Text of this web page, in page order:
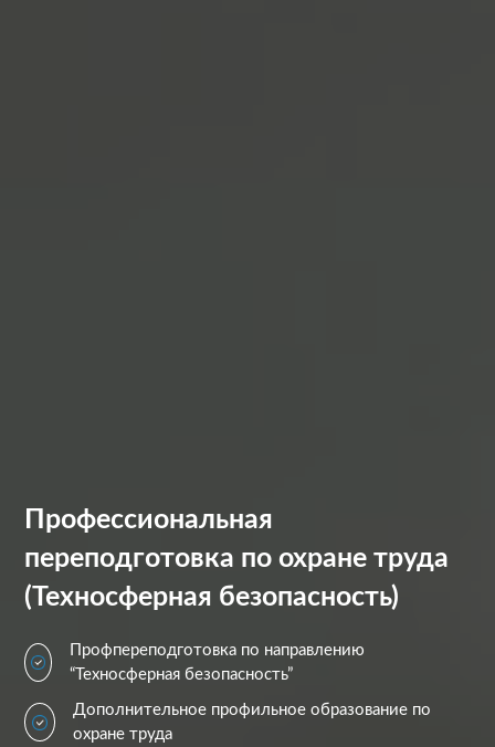
Профессиональная
переподготовка по охране труда
(Техносферная безопасность)
Профпереподготовка по направлению
“Техносферная безопасность”
Дополнительное профильное образование по
охране труда